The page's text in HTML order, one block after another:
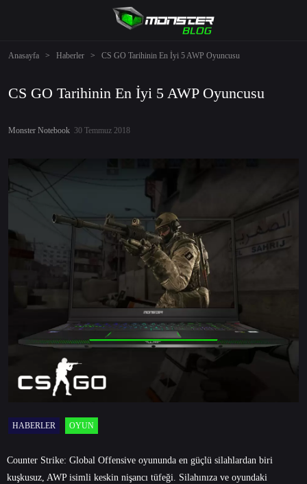
Anasayfa > Haberler > CS GO Tarihinin En İyi 5 AWP Oyuncusu
CS GO Tarihinin En İyi 5 AWP Oyuncusu
Monster Notebook 30 Temmuz 2018
HABERLER OYUN
Counter Strike: Global Offensive oyununda en güçlü silahlardan biri
kuşkusuz, AWP isimli keskin nişancı tüfeği. Silahınıza ve oyundaki